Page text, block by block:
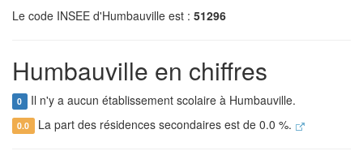
Le code INSEE d'Humbauville est : 51296
Humbauville en chiffres
0 Il n'y a aucun établissement scolaire à Humbauville.
0.0 La part des résidences secondaires est de 0.0 %.